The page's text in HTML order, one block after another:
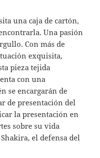
una caja de cartón,
Una pasión
Con más de
exquisita,
pieza tejida
con una
se encargarán de
de presentación del
la presentación en
sobre su vida
el defensa del